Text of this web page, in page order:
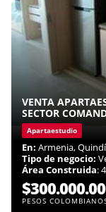
VENTA
SECTOR
Apartaestudio
En: Armenia,
Tipo de negocio:
Área Construida:
PESOS